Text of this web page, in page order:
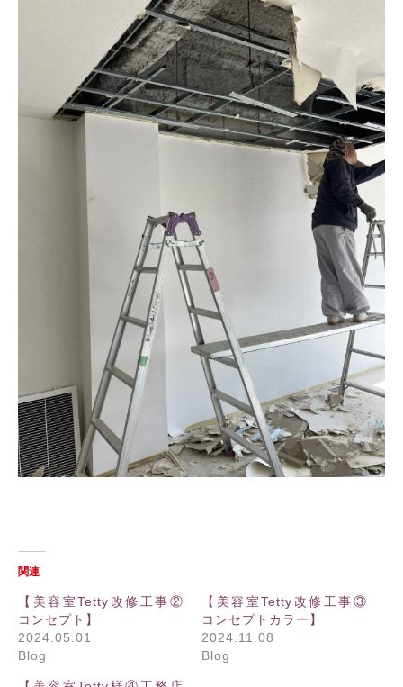
関連
【美容室Tetty改修工事②
コンセプト】
2024.05.01
Blog
【美容室Tetty改修工事③
コンセプトカラー】
2024.11.08
Blog